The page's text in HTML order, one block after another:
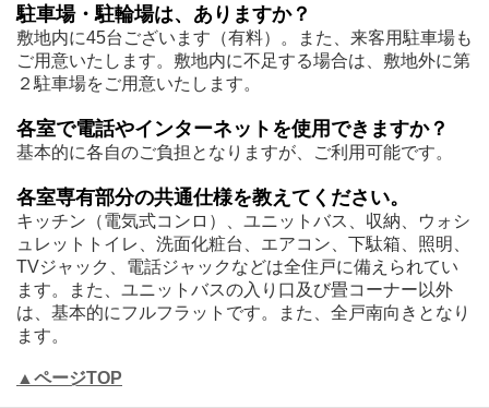
駐車場・駐輪場は、ありますか？
敷地内に45台ございます（有料）。また、来客用駐車場も
ご用意いたします。敷地内に不足する場合は、敷地外に第
２駐車場をご用意いたします。
各室で電話やインターネットを使用できますか？
基本的に各自のご負担となりますが、ご利用可能です。
各室専有部分の共通仕様を教えてください。
キッチン（電気式コンロ）、ユニットバス、収納、ウォシ
ュレットトイレ、洗面化粧台、エアコン、下駄箱、照明、
TVジャック、電話ジャックなどは全住戸に備えられてい
ます。また、ユニットバスの入り口及び畳コーナー以外
は、基本的にフルフラットです。また、全戸南向きとなり
ます。
▲ページTOP